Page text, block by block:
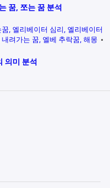
꿈, 쪼는 꿈 분석
엘리베이터 심리 엘리베이터
려가는 꿈 엘베 추락꿈 해몽
의미 분석